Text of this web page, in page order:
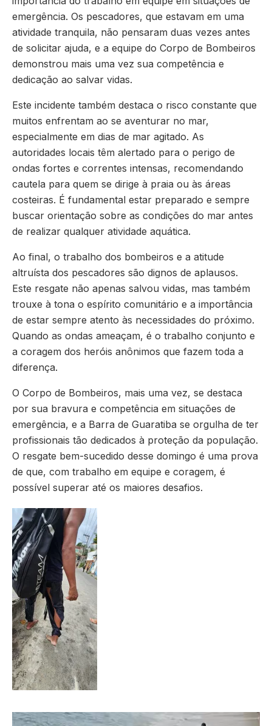
emergência. Os pescadores, que estavam em uma
atividade tranquila, não pensaram duas vezes antes
de solicitar ajuda, e a equipe do Corpo de Bombeiros
demonstrou mais uma vez sua competência e
dedicação ao salvar vidas.
Este incidente também destaca o risco constante que
muitos enfrentam ao se aventurar no mar,
especialmente em dias de mar agitado. As
autoridades locais têm alertado para o perigo de
ondas fortes e correntes intensas, recomendando
cautela para quem se dirige à praia ou às áreas
costeiras. É fundamental estar preparado e sempre
buscar orientação sobre as condições do mar antes
de realizar qualquer atividade aquática.
Ao final, o trabalho dos bombeiros e a atitude
altruísta dos pescadores são dignos de aplausos.
Este resgate não apenas salvou vidas, mas também
trouxe à tona o espírito comunitário e a importância
de estar sempre atento às necessidades do próximo.
Quando as ondas ameaçam, é o trabalho conjunto e
a coragem dos heróis anônimos que fazem toda a
diferença.
O Corpo de Bombeiros, mais uma vez, se destaca
por sua bravura e competência em situações de
emergência, e a Barra de Guaratiba se orgulha de ter
profissionais tão dedicados à proteção da população.
O resgate bem-sucedido desse domingo é uma prova
de que, com trabalho em equipe e coragem, é
possível superar até os maiores desafios.
Tocador